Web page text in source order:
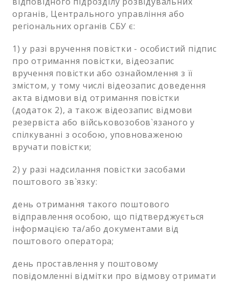
органів, Центрального управління або
регіональних органів СБУ є:
1) у разі вручення повістки - особистий підпис
про отримання повістки, відеозапис
вручення повістки або ознайомлення з її
змістом, у тому числі відеозапис доведення
акта відмови від отримання повістки
(додаток 2), а також відеозапис відмови
резервіста або військовозобов`язаного у
спілкуванні з особою, уповноваженою
вручати повістки;
2) у разі надсилання повістки засобами
поштового зв`язку:
день отримання такого поштового
відправлення особою, що підтверджується
інформацією та/або документами від
поштового оператора;
день проставлення у поштовому
повідомленні відмітки про відмову отримати